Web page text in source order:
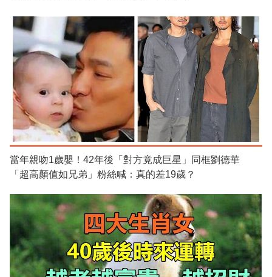
當年親吻1歲嬰！42年後「對方竟成巨星」同框劉德華
「超高顏值如兄弟」粉絲喊：真的差19歲？